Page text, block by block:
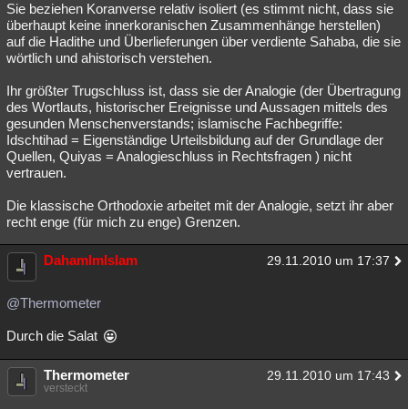
Sie beziehen Koranverse relativ isoliert (es stimmt nicht, dass sie
überhaupt keine innerkoranischen Zusammenhänge herstellen)
auf die Hadithe und Überlieferungen über verdiente Sahaba, die sie
wörtlich und ahistorisch verstehen.
Ihr größter Trugschluss ist, dass sie der Analogie (der Übertragung
des Wortlauts, historischer Ereignisse und Aussagen mittels des
gesunden Menschenverstands; islamische Fachbegriffe:
Idschtihad = Eigenständige Urteilsbildung auf der Grundlage der
Quellen, Quiyas = Analogieschluss in Rechtsfragen ) nicht
vertrauen.
Die klassische Orthodoxie arbeitet mit der Analogie, setzt ihr aber
recht enge (für mich zu enge) Grenzen.
DahamImIslam 29.11.2010 um 17:37
@Thermometer
Durch die Salat
Thermometer 29.11.2010 um 17:43
versteckt